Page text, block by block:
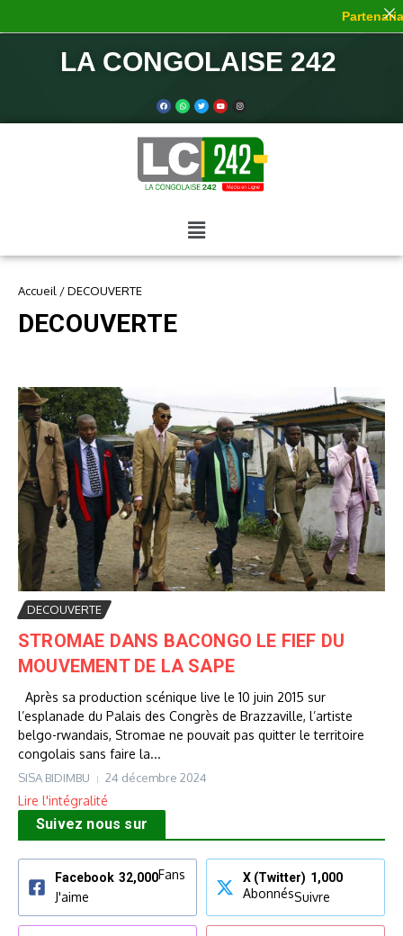
LA CONGOLAISE 242
Accueil /DECOUVERTE
DECOUVERTE
DECOUVERTE
STROMAE DANS BACONGO LE FIEF DU
MOUVEMENT DE LA SAPE
Après sa production scénique live le 10 juin 2015 sur
l’esplanade du Palais des Congrès de Brazzaville, l’artiste
belgo-rwandais, Stromae ne pouvait pas quitter le territoire
congolais sans faire la...
SISA BIDIMBU 24 décembre 2024
Lire l'intégralité
Suivez nous sur
Facebook 32,000Fans
J'aime
X (Twitter) 1,000
AbonnésSuivre